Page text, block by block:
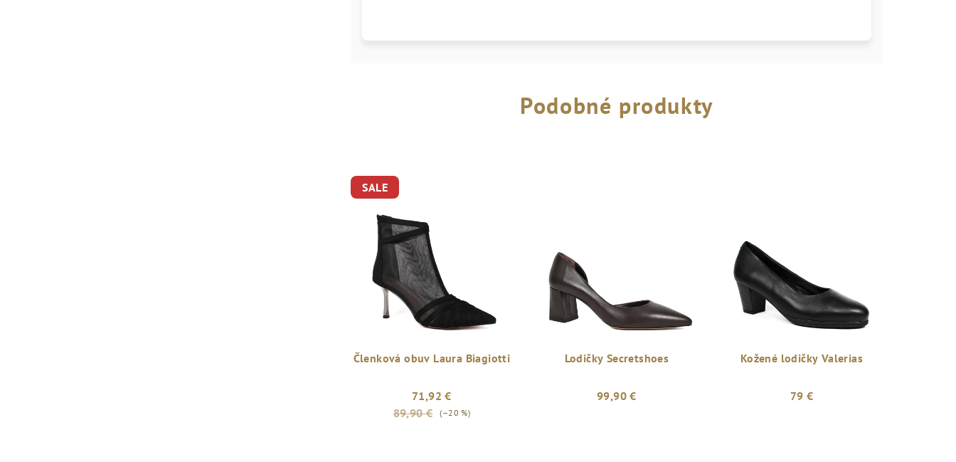
Podobné produkty
SALE
Členková obuv Laura Biagiotti
71,92 €
89,90 €
(–20 %)
Lodičky Secretshoes
99,90 €
Kožené lodičky Valerias
79 €